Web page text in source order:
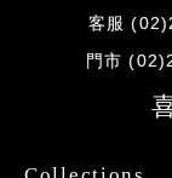
客服
門市